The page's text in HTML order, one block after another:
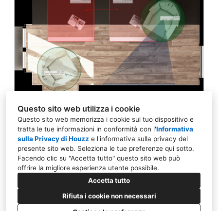
Questo sito web utilizza i cookie
Questo sito web memorizza i cookie sul tuo dispositivo e
tratta le tue informazioni in conformità con l'Informativa
sulla Privacy di Houzz e l'informativa sulla privacy del
presente sito web. Seleziona le tue preferenze qui sotto.
Facendo clic su "Accetta tutto" questo sito web può
offrire la migliore esperienza utente possibile.
Accetta tutto
Rifiuta i cookie non necessari
10132 Torino TO
349 294 3132